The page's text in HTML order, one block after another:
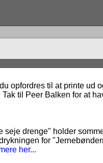
opfordres til at printe ud
til Peer Balken for at
drenge" holder
for
her...